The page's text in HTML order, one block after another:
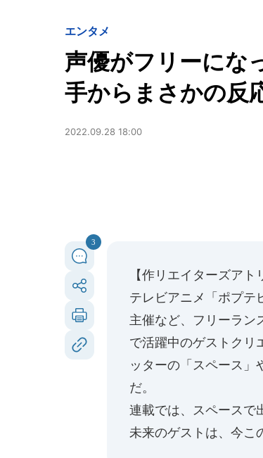
エンタメ
声優がフリーに
手からまさかの反
2022.09.28 18:00
3
【作リエイターズアト
テレビアニメ「ポプテ
主催など、フリーラン
で活躍中のゲストクリ
ッターの「スペース」
だ。
連載では、スペースで
未来のゲストは、今こ